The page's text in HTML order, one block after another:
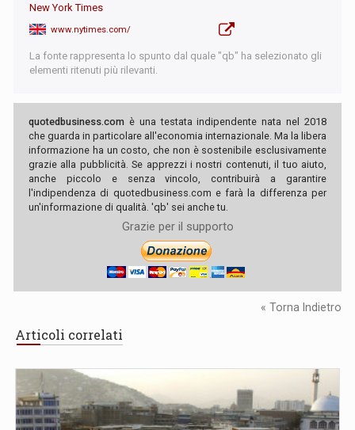
New York Times
www.nytimes.com/
La fonte rappresenta lo spunto dal quale "qb" ha selezionato gli
elementi ritenuti più rilevanti.
quotedbusiness.com è una testata indipendente nata nel 2018
che guarda in particolare all'economia internazionale. Ma la libera
informazione ha un costo, che non è sostenibile esclusivamente
grazie alla pubblicità. Se apprezzi i nostri contenuti, il tuo aiuto,
anche piccolo e senza vincolo, contribuirà a garantire
l'indipendenza di quotedbusiness.com e farà la differenza per
un'informazione di qualità. 'qb' sei anche tu.
Grazie per il supporto
« Torna Indietro
Articoli correlati